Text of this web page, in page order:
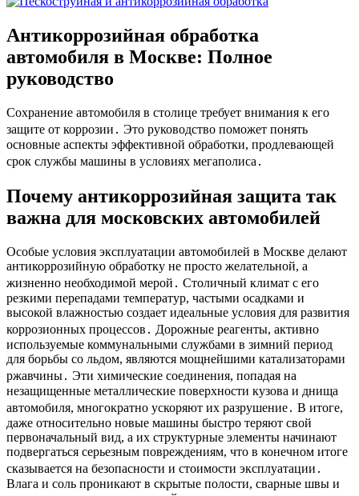
Антикоррозийная обработка
автомобиля в Москве: Полное
руководство
Сохранение автомобиля в столице требует внимания к его
защите от коррозии․ Это руководство поможет понять
основные аспекты эффективной обработки, продлевающей
срок службы машины в условиях мегаполиса․
Почему антикоррозийная защита так
важна для московских автомобилей
Особые условия эксплуатации автомобилей в Москве делают
антикоррозийную обработку не просто желательной, а
жизненно необходимой мерой․ Столичный климат с его
резкими перепадами температур, частыми осадками и
высокой влажностью создает идеальные условия для развития
коррозионных процессов․ Дорожные реагенты, активно
используемые коммунальными службами в зимний период
для борьбы со льдом, являются мощнейшими катализаторами
ржавчины․ Эти химические соединения, попадая на
незащищенные металлические поверхности кузова и днища
автомобиля, многократно ускоряют их разрушение․ В итоге,
даже относительно новые машины быстро теряют свой
первоначальный вид, а их структурные элементы начинают
подвергаться серьезным повреждениям, что в конечном итоге
сказывается на безопасности и стоимости эксплуатации․
Влага и соль проникают в скрытые полости, сварные швы и